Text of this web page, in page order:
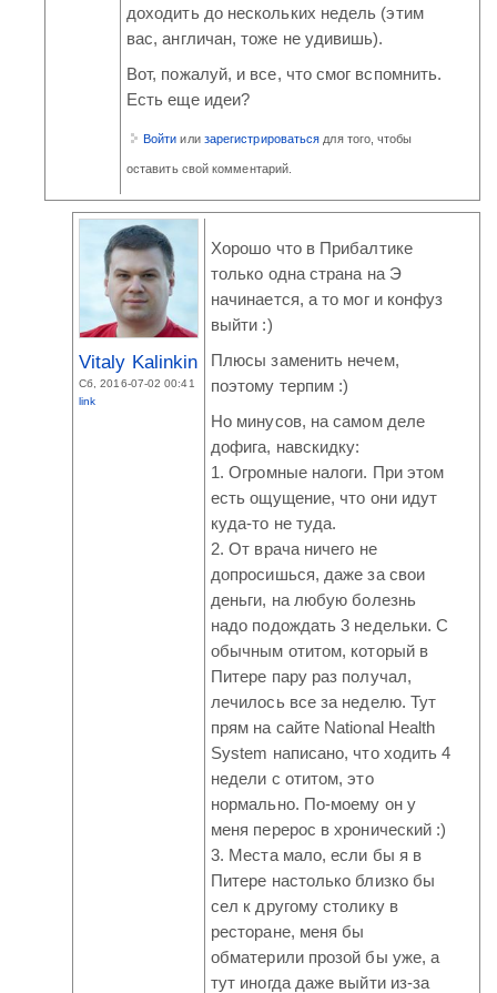
доходить до нескольких недель (этим
вас, англичан, тоже не удивишь).
Вот, пожалуй, и все, что смог вспомнить.
Есть еще идеи?
Войти или зарегистрироваться для того, чтобы
оставить свой комментарий.
Vitaly Kalinkin
Сб, 2016-07-02 00:41
link
Хорошо что в Прибалтике
только одна страна на Э
начинается, а то мог и конфуз
выйти :)
Плюсы заменить нечем,
поэтому терпим :)
Но минусов, на самом деле
дофига, навскидку:
1. Огромные налоги. При этом
есть ощущение, что они идут
куда-то не туда.
2. От врача ничего не
допросишься, даже за свои
деньги, на любую болезнь
надо подождать 3 недельки. С
обычным отитом, который в
Питере пару раз получал,
лечилось все за неделю. Тут
прям на сайте National Health
System написано, что ходить 4
недели с отитом, это
нормально. По-моему он у
меня перерос в хронический :)
3. Места мало, если бы я в
Питере настолько близко бы
сел к другому столику в
ресторане, меня бы
обматерили прозой бы уже, а
тут иногда даже выйти из-за